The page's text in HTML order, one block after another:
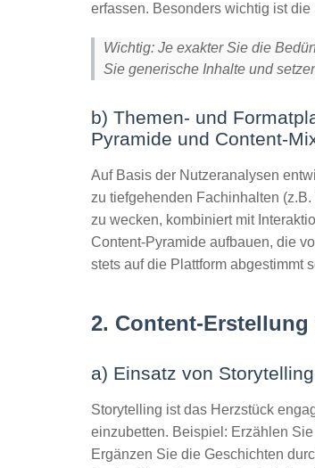
erfassen. Besonders wichtig ist
Wichtig: Je exakter Sie die
Sie generische Inhalte und
b) Themen- und
Pyramide und Content-
Auf Basis der Nutzeranalysen
zu tiefgehenden Fachinhalten
zu wecken, kombiniert mit
Content-Pyramide aufbauen, die
stets auf die Plattform abgestimmt
2. Content-
a) Einsatz von
Storytelling ist das Herzstück
einzubetten. Beispiel: Erzählen
Ergänzen Sie die Geschichten